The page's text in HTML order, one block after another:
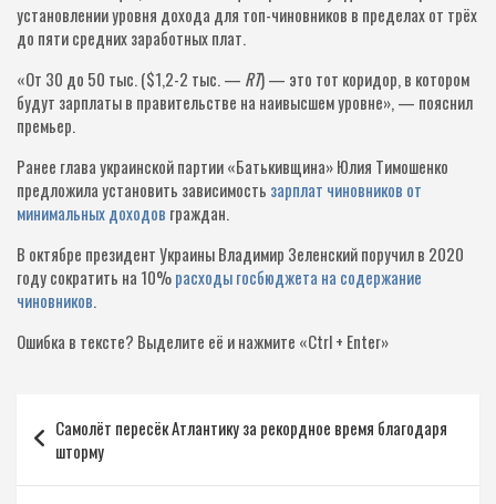
установлении уровня дохода для топ-чиновников в пределах от трёх
до пяти средних заработных плат.
«От 30 до 50 тыс. ($1,2-2 тыс. — RT) — это тот коридор, в котором
будут зарплаты в правительстве на наивысшем уровне», — пояснил
премьер.
Ранее глава украинской партии «Батькивщина» Юлия Тимошенко
предложила установить зависимость зарплат чиновников от
минимальных доходов граждан.
В октябре президент Украины Владимир Зеленский поручил в 2020
году сократить на 10%расходы госбюджета на содержание
чиновников.
Ошибка в тексте? Выделите её и нажмите «Ctrl + Enter»
по
записям
Самолёт пересёк Атлантику за рекордное время благодаря
шторму